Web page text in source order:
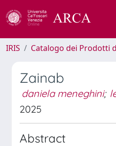
IRIS Catalogo dei Prodotti
Zainab
daniela meneghini;
2025
Abstract